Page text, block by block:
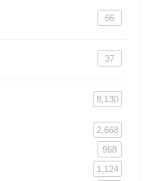
66
37
8,130
2,668
968
1,124